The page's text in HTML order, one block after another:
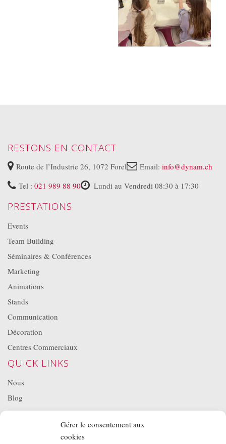
Gérer le consentement aux
cookies
RESTONS EN CONTACT
Route de l’Industrie 26, 1072 Forel Email: info@dynam.ch
Tel : 021 989 88 90 Lundi au Vendredi 08:30 à 17:30
PRESTATIONS
Events
Team Building
Séminaires & Conférences
Marketing
Animations
Stands
Communication
Décoration
Centres Commerciaux
QUICK LINKS
Nous
Blog
Projets
Location de matériel